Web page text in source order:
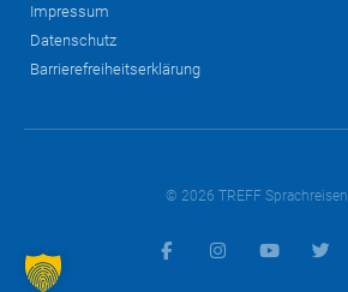
Impressum
Datenschutz
Barrierefreiheitserklärung
© 2026 TREFF Sprachreisen